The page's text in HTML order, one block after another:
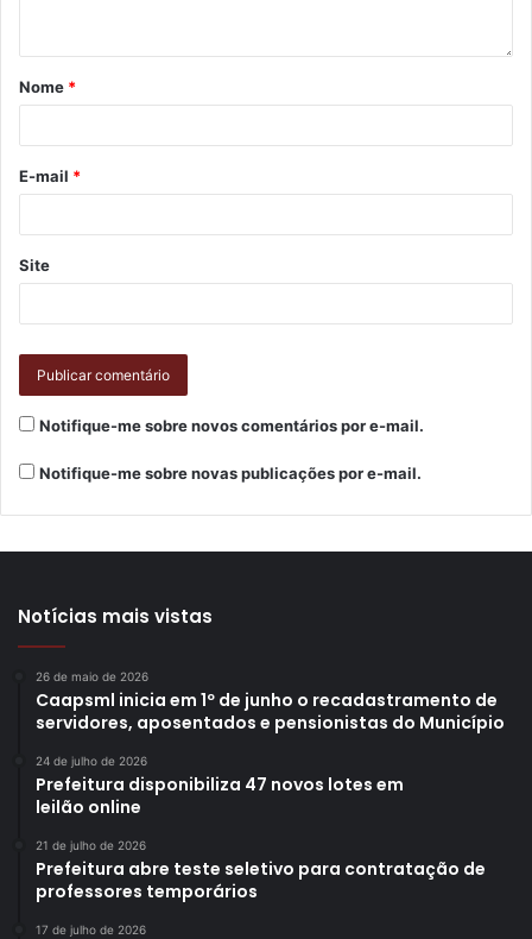
Nome *
E-mail *
Site
Notifique-me sobre novos comentários por e-mail.
Notifique-me sobre novas publicações por e-mail.
Notícias mais vistas
26 de maio de 2026
Caapsml inicia em 1º de junho o recadastramento de
servidores, aposentados e pensionistas do Município
24 de julho de 2026
Prefeitura disponibiliza 47 novos lotes em
leilão online
21 de julho de 2026
Prefeitura abre teste seletivo para contratação de
professores temporários
17 de julho de 2026